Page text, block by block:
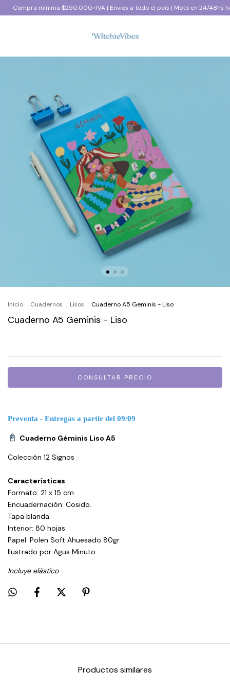
Compra mínima $250.000+IVA | Envios a todo el país | Moto en 24/48hs
Inicio . Cuadernos . Lisos . Cuaderno A5 Geminis - Liso
Cuaderno A5 Geminis - Liso
Preventa - Entregas a partir del 09/09
📓 Cuaderno Géminis Liso A5
Colección 12 Signos
Características
Formato: 21 x 15 cm
Encuadernación: Cosido.
Tapa blanda.
Interior: 80 hojas
Papel: Polen Soft Ahuesado 80gr
Ilustrado por Agus Minuto
Incluye elástico
Productos similares